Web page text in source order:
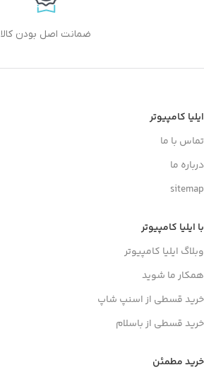
ضمانت اصل بودن کالا
ایلیا کامپیوتر
تماس با ما
درباره ما
sitemap
با ایلیا کامپیوتر
وبلاگ ایلیا کامپیوتر
همکار ما شوید
خرید قسطی از اسنپ شاپ
خرید قسطی از باسلام
خرید مطمئن